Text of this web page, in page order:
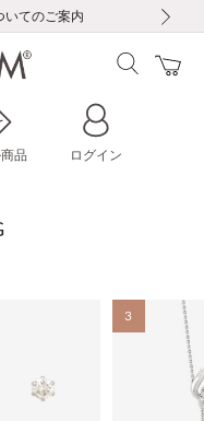
のご案内
への影響について
び仕様変更のお知らせ
いてのご案内
24時間以内に発送
プレゼント！
ンプレゼント
ントプレゼント
のご案内
への影響について
品 ログイン
3